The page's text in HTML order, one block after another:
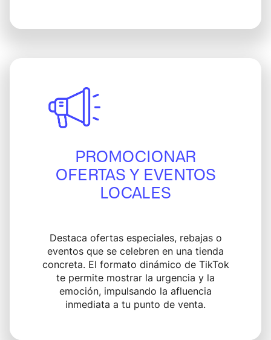
PROMOCIONAR
OFERTAS Y EVENTOS
LOCALES
Destaca ofertas especiales, rebajas o
eventos que se celebren en una tienda
concreta. El formato dinámico de TikTok
te permite mostrar la urgencia y la
emoción, impulsando la afluencia
inmediata a tu punto de venta.